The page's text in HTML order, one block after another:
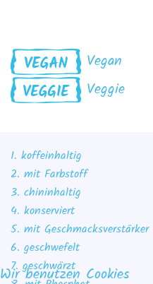
Vegan
Veggie
1. koffeinhaltig
2. mit Farbstoff
3. chininhaltig
4. konserviert
5. mit Geschmacksverstärker
6. geschwefelt
7. geschwärzt
Wir benutzen Cookies